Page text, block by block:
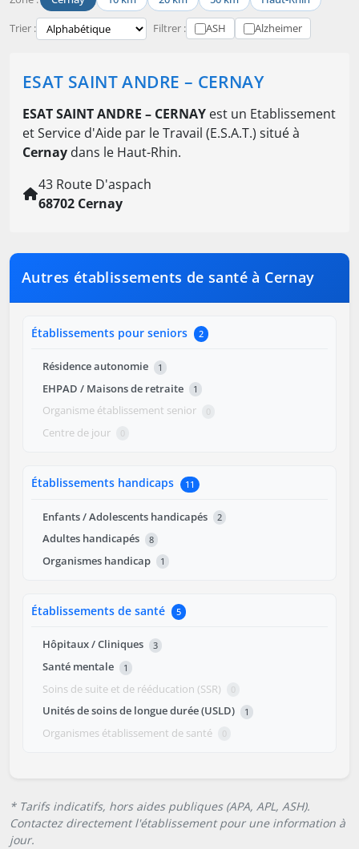
Trier : Filtrer : ASH Alzheimer
ESAT SAINT ANDRE – CERNAY
ESAT SAINT ANDRE – CERNAY est un Etablissement
et Service d'Aide par le Travail (E.S.A.T.) situé à
Cernay dans le Haut-Rhin.
43 Route D'aspach
68702 Cernay
Autres établissements de santé à Cernay
Établissements pour seniors 2
Résidence autonomie 1
EHPAD / Maisons de retraite 1
Organisme établissement senior 0
Centre de jour 0
Établissements handicaps 11
Enfants / Adolescents handicapés 2
Adultes handicapés 8
Organismes handicap 1
Établissements de santé 5
Hôpitaux / Cliniques 3
Santé mentale 1
Soins de suite et de rééducation (SSR) 0
Unités de soins de longue durée (USLD) 1
Organismes établissement de santé 0
* Tarifs indicatifs, hors aides publiques (APA, APL, ASH).
Contactez directement l'établissement pour une information à
jour.